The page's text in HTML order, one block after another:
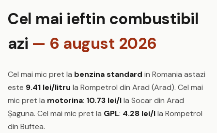
Cel mai ieftin combustibil
azi — 6 august 2026
Cel mai mic pret la benzina standard in Romania astazi
este 9.41 lei/litru la Rompetrol din Arad (Arad). Cel mai
mic pret la motorina: 10.73 lei/lla Socar din Arad
Șaguna. Cel mai mic pret la GPL: 4.28 lei/lla Rompetrol
din Buftea.